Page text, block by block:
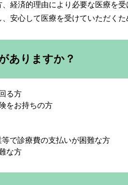
経済的理由により必要な医療を受
安心して医療を受けていただくた
ありますか？
る方
をお持ちの方
で診療費の支払いが困難な方
な方